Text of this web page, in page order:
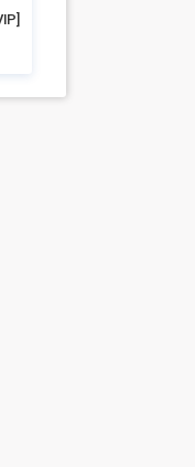
5.9k بازدید [VIP] دانلود لند کروز پلیس ایرانی برای فایوام